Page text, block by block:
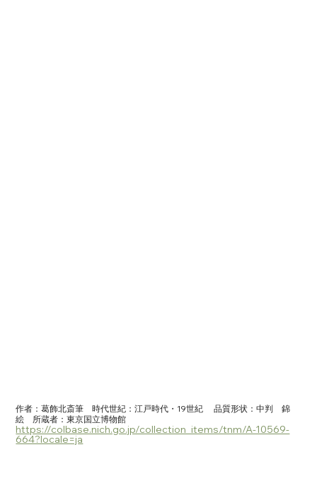
作者：葛飾北斎筆　時代世紀：江戸時代・19世紀	品質形状：中判　錦
絵　所蔵者：東京国立博物館
https://colbase.nich.go.jp/collection_items/tnm/A-10569-
664?locale=ja